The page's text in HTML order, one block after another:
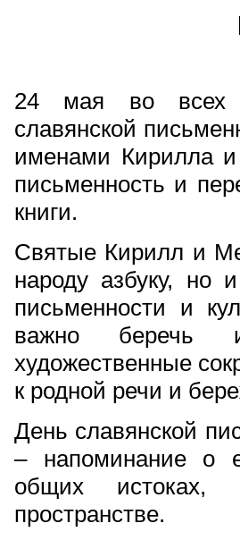
24 мая во всех
славянской
именами Кирилла
письменность и
книги.
Святые Кирилл и
народу азбуку, но
письменности и
важно беречь
художественные
к родной речи и
День славянской
– напоминание о
общих истоках,
пространстве.